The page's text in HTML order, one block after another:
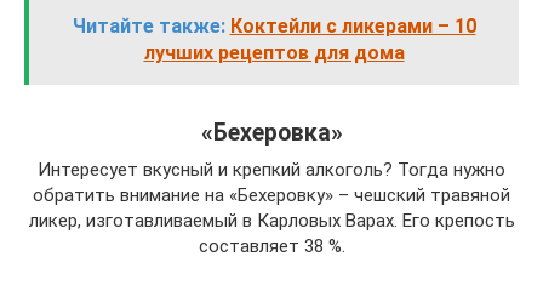
Читайте также: Коктейли с ликерами – 10
лучших рецептов для дома
«Бехеровка»
Интересует вкусный и крепкий алкоголь? Тогда нужно
обратить внимание на «Бехеровку» – чешский травяной
ликер, изготавливаемый в Карловых Варах. Его крепость
составляет 38 %.